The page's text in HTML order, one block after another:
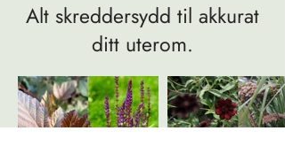
Alt skreddersydd til akkurat
ditt uterom.